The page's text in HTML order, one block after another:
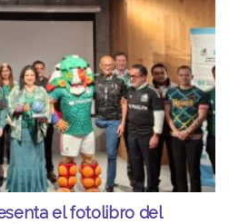
el fotolibro del